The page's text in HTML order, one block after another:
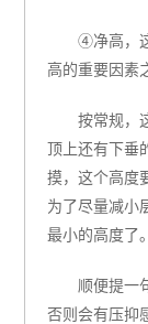
④净高，
高的重要因素
按常规，
顶上还有下垂
摸，这个高度
为了尽量减小
最小的高度了。
顺便提一
否则会有压抑